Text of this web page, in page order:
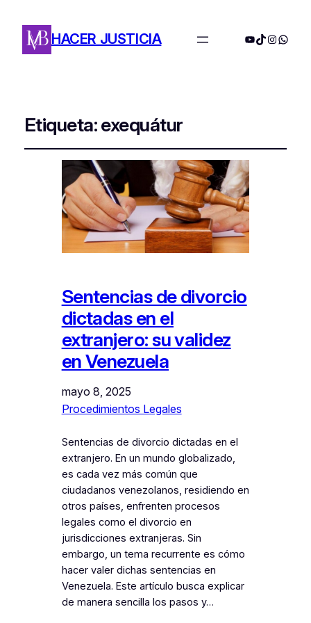
HACER JUSTICIA YouTube
TikTok
Etiqueta:exequátur
Sentencias de divorcio
dictadas en el
extranjero: su validez
en Venezuela
mayo 8, 2025
Procedimientos Legales
Sentencias de divorcio dictadas en el
extranjero. En un mundo globalizado,
es cada vez más común que
ciudadanos venezolanos, residiendo en
otros países, enfrenten procesos
legales como el divorcio en
jurisdicciones extranjeras. Sin
embargo, un tema recurrente es cómo
hacer valer dichas sentencias en
Venezuela. Este artículo busca explicar
de manera sencilla los pasos y…